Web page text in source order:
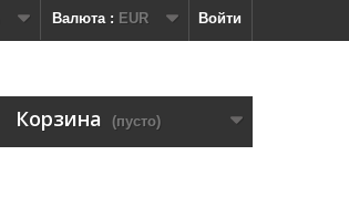
Войти
Валюта : EUR
Корзина (пусто)